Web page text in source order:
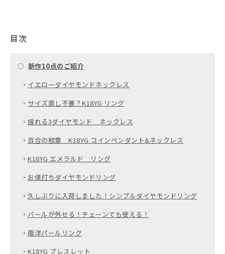
目次
○ 新作10点のご紹介
・ イエローダイヤモンドネックレス
・ サイズ直し不要？K18YG リング
・ 揺れる3ダイヤモンド ネックレス
・ 百合の紋章 K18YG コインペンダント&ネックレス
・ K18YG エメラルド リング
・ お値打ちダイヤモンドリング
・ 久しぶりに入荷しました！シンプルダイヤモンドリング
・ パールが外せる！チェーンでも使える！
・ 南洋パールリング
・ K18YG ブレスレット